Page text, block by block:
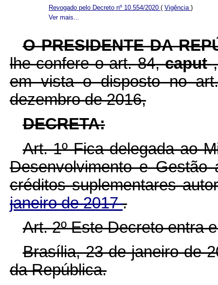
Ver mais...
Revogado pelo Decreto nº 10.554/2020 ( Vigência )
O PRESIDENTE DA
lhe confere o art. 84,caput
em vista o disposto no
dezembro de 2016,
DECRETA:
Art. 1º Fica delegada ao
Desenvolvimento e
créditos suplementares
janeiro de 2017.
Art. 2º Este Decreto entra
Brasília, 23 de janeiro de
da República.